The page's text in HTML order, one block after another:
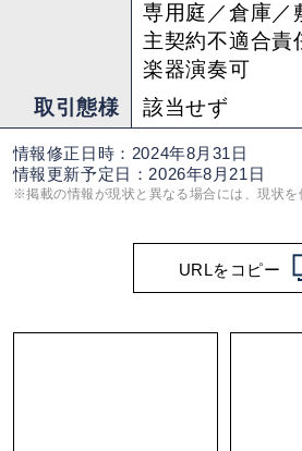
専用庭／倉庫／
主契約不適合責
楽器演奏可
取引態様
該当せず
情報修正日時：2024年8月31日
情報更新予定日：2026年8月21日
※掲載の情報が現状と異なる場合には、現状を
URLをコピー